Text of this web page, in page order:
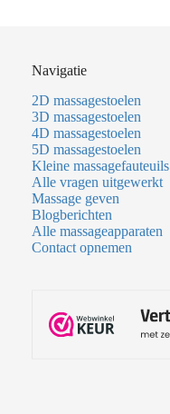
Navigatie
2D massagestoelen
3D massagestoelen
4D massagestoelen
5D massagestoelen
Kleine massagefauteuils
Alle vragen uitgewerkt
Massage geven
Blogberichten
Alle massageapparaten
Contact opnemen